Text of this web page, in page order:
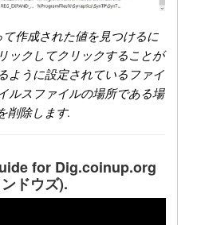
作成された値を見つけるに
ックしてクリックすることが
ように設定されているファイ
ルスファイルの場所である場
削除します.
for Dig.coinup.org
ドウズ).